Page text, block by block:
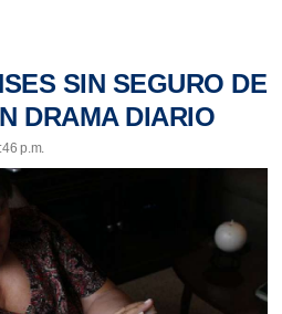
SIN SEGURO DE
DRAMA DIARIO
p.m.